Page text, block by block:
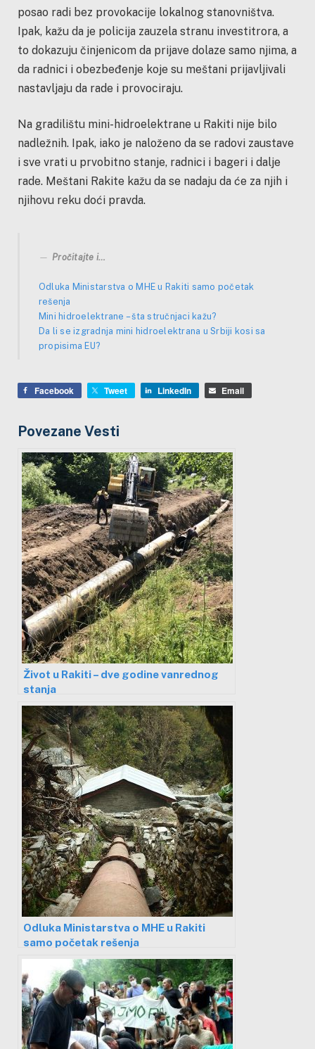
posao radi bez provokacije lokalnog stanovništva.
Ipak, kažu da je policija zauzela stranu investitrora, a
to dokazuju činjenicom da prijave dolaze samo njima, a
da radnici i obezbeđenje koje su meštani prijavljivali
nastavljaju da rade i provociraju.
Na gradilištu mini-hidroelektrane u Rakiti nije bilo
nadležnih. Ipak, iako je naloženo da se radovi zaustave
i sve vrati u prvobitno stanje, radnici i bageri i dalje
rade. Meštani Rakite kažu da se nadaju da će za njih i
njihovu reku doći pravda.
Pročitajte i…
Odluka Ministarstva o MHE u Rakiti samo početak
rešenja
Mini hidroelektrane – šta stručnjaci kažu?
Da li se izgradnja mini hidroelektrana u Srbiji kosi sa
propisima EU?
Facebook Tweet LinkedIn Email
Povezane Vesti
Život u Rakiti – dve godine vanrednog
stanja
Odluka Ministarstva o MHE u Rakiti
samo početak rešenja